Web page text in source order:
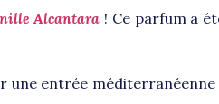
Alcantara ! Ce parfum a
une entrée